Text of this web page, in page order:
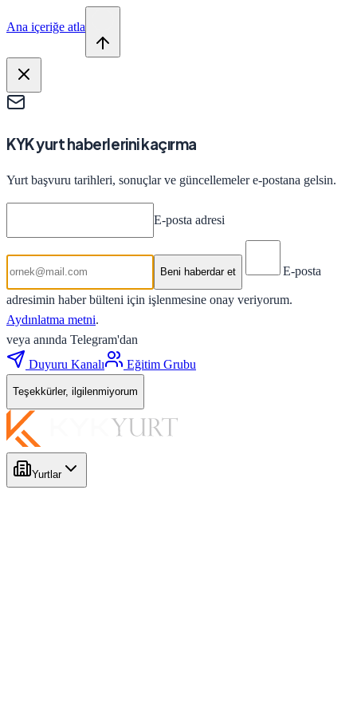
Ana içeriğe atla
KYK yurt haberlerini kaçırma
Yurt başvuru tarihleri, sonuçlar ve güncellemeler e-postana gelsin.
E-posta adresi
Beni haberdar et E-posta
adresimin haber bülteni için işlenmesine onay veriyorum.
Aydınlatma metni.
veya anında Telegram'dan
Duyuru Kanalı
Eğitim Grubu
Teşekkürler, ilgilenmiyorum
Yurtlar